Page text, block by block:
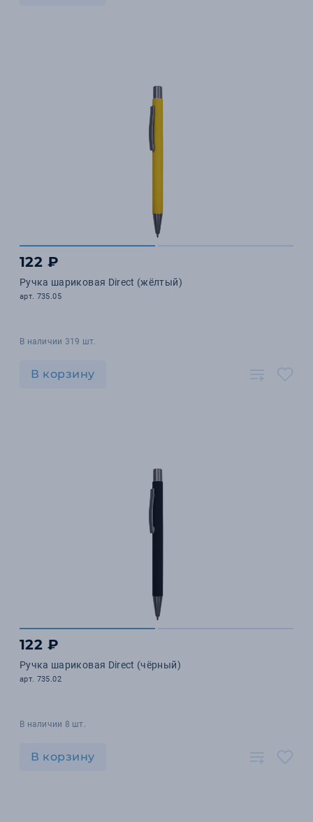
122 ₽
Ручка шариковая Direct (жёлтый)
арт. 735.05
В наличии 319 шт.
В корзину
122 ₽
Ручка шариковая Direct (чёрный)
арт. 735.02
В наличии 8 шт.
В корзину